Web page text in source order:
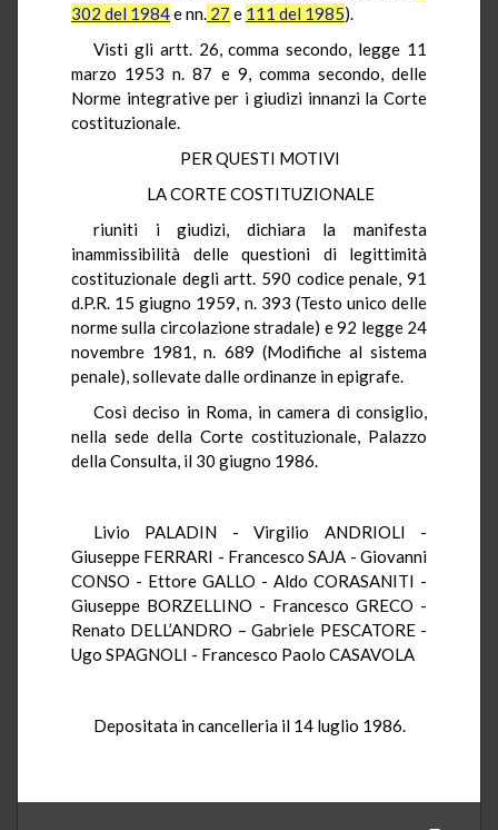
302 del 1984e nn. 27 e 111 del 1985).
Visti gli artt. 26, comma secondo, legge 11
marzo 1953 n. 87 e 9, comma secondo, delle
Norme integrative per i giudizi innanzi la Corte
costituzionale.
PER QUESTI MOTIVI
LA CORTE COSTITUZIONALE
riuniti i giudizi, dichiara la manifesta
inammissibilità delle questioni di legittimità
costituzionale degli artt. 590 codice penale, 91
d.P.R. 15 giugno 1959, n. 393 (Testo unico delle
norme sulla circolazione stradale) e 92 legge 24
novembre 1981, n. 689 (Modifiche al sistema
penale), sollevate dalle ordinanze in epigrafe.
Così deciso in Roma, in camera di consiglio,
nella sede della Corte costituzionale, Palazzo
della Consulta, il 30 giugno 1986.
Livio PALADIN - Virgilio ANDRIOLI -
Giuseppe FERRARI - Francesco SAJA - Giovanni
CONSO - Ettore GALLO - Aldo CORASANITI -
Giuseppe BORZELLINO - Francesco GRECO -
Renato DELL’ANDRO – Gabriele PESCATORE -
Ugo SPAGNOLI - Francesco Paolo CASAVOLA
Depositata in cancelleria il 14 luglio 1986.